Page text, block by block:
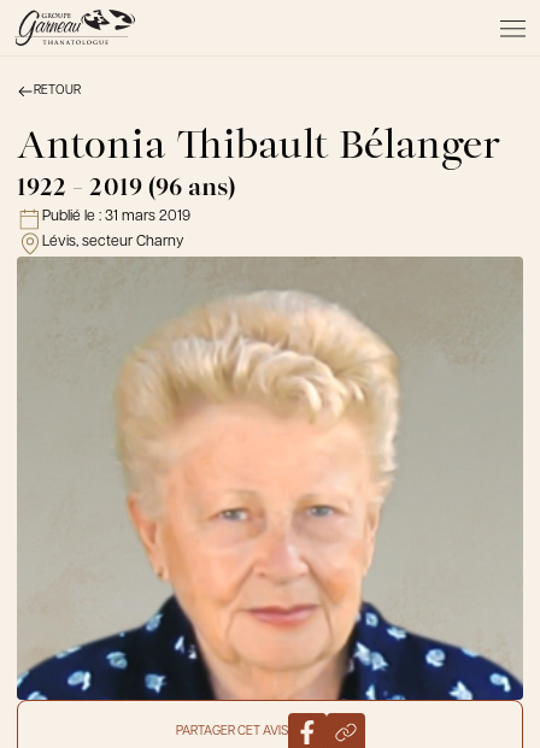
À PROPOS
NOS SERVICES
NOS PRODUITS
NOTRE ÉQUIPE
NOS SALONS
AVIS DE DÉCÈS
FAQ et mythes
RETOUR
Antonia Thibault Bélanger
1922 - 2019 (96 ans)
Publié le : 31 mars 2019
Lévis, secteur Charny
PARTAGER CET AVIS